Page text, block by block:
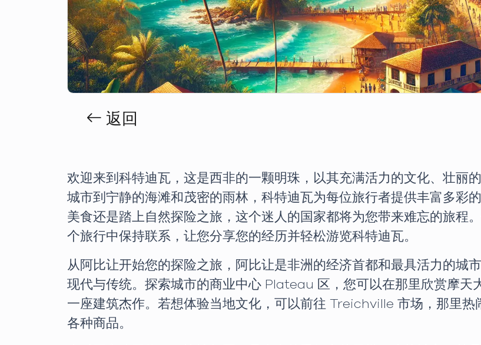
返回
欢迎来到科特迪瓦，这是西非的一颗明珠，以其充满活力的文化、壮丽
城市到宁静的海滩和茂密的雨林，科特迪瓦为每位旅行者提供丰富多彩
美食还是踏上自然探险之旅，这个迷人的国家都将为您带来难忘的旅程
个旅行中保持联系，让您分享您的经历并轻松游览科特迪瓦。
从阿比让开始您的探险之旅，阿比让是非洲的经济首都和最具活力的城
现代与传统。探索城市的商业中心 Plateau 区，您可以在那里欣赏摩天
一座建筑杰作。若想体验当地文化，可以前往 Treichville 市场，那里
各种商品。